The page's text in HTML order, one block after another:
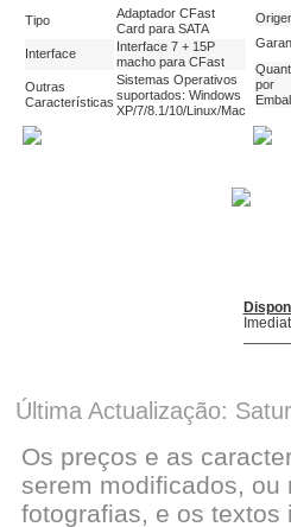
Tipo
Adaptador CFast
Card para SATA
Interface
Interface 7 + 15P
macho para CFast
Outras
Características
Sistemas Operativos
suportados: Windows
XP/7/8.1/10/Linux/Mac
por
Última Actualização:
Os preços e as
serem modificados, ou
fotografias, e os